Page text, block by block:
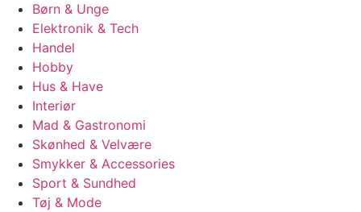
Børn & Unge
Elektronik & Tech
Handel
Hobby
Hus & Have
Interiør
Mad & Gastronomi
Skønhed & Velvære
Smykker & Accessories
Sport & Sundhed
Tøj & Mode